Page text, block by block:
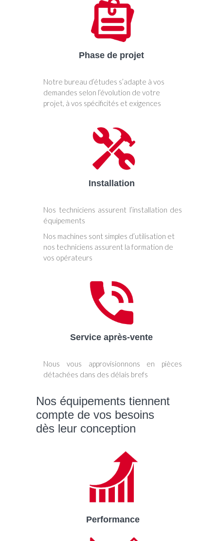
Phase de projet
Notre bureau d’études s’adapte à vos
demandes selon l’évolution de votre
projet, à vos spécificités et exigences
Installation
Nos techniciens assurent l’installation des
équipements
Nos machines sont simples d’utilisation et
nos techniciens assurent la formation de
vos opérateurs
Service après-vente
Nous vous approvisionnons en pièces
détachées dans des délais brefs
Nos équipements tiennent
compte de vos besoins
dès leur conception
Performance